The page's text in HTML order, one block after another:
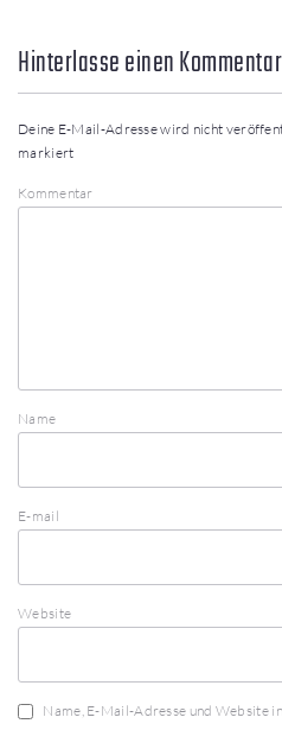
Hinterlasse einen Kommentar
Deine E-Mail-Adresse wird nicht
markiert
Kommentar
Name
E-mail
Website
Name, E-Mail-Adresse und Website